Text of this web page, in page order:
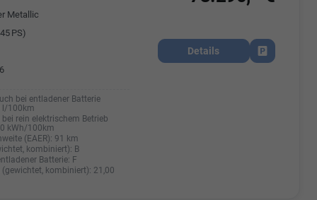
Metallic
PS)
bei entladener Batterie
l/100km
rein elektrischem Betrieb
kWh/100km
(EAER): 91 km
kombiniert): B
Batterie: F
(gewichtet, kombiniert): 21,00
Details
Fahrzeug